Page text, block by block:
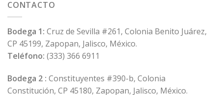
Casino
in
the
Scene
CONTACTO
Bodega 1: Cruz de Sevilla #261, Colonia Benito Juárez,
CP 45199, Zapopan, Jalisco, México.
Teléfono: (333) 366 6911
Bodega 2 : Constituyentes #390-b, Colonia
Constitución, CP 45180, Zapopan, Jalisco, México.